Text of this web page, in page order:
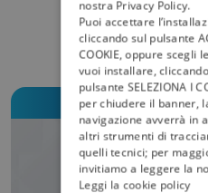
GUARDA
Scegli il prodotto
nostra Privacy Policy.
Puoi accettare
cliccando sul pulsante
COOKIE, oppure scegli
vuoi installare,
pulsante SELEZIONA I
per chiudere il banner,
navigazione avverrà in
altri strumenti di
quelli tecnici; per
invitiamo a leggere la
Leggi la cookie policy